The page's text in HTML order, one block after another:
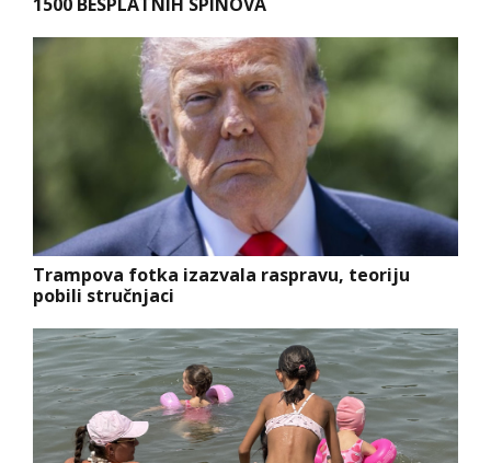
Trampova fotka izazvala raspravu, teoriju
pobili stručnjaci